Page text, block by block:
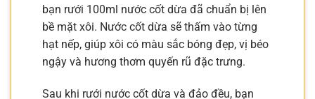
bạn rưới 100ml nước cốt dừa đã chuẩn bị lên
bề mặt xôi. Nước cốt dừa sẽ thấm vào từng
hạt nếp, giúp xôi có màu sắc bóng đẹp, vị béo
ngậy và hương thơm quyến rũ đặc trưng.
Sau khi rưới nước cốt dừa và đảo đều, bạn